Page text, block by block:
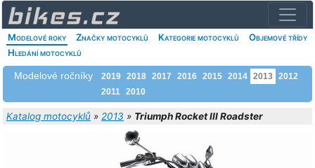
Modelové roky Značky motocyklů Kategorie motocyklů
Objemové třídy
Hledání motocyklů
Modelové ročníky 2019 2018 2017 2016 2015 2014 2013 2012
2011 2010
Katalog motocyklů » 2013 » Triumph Rocket III Roadster